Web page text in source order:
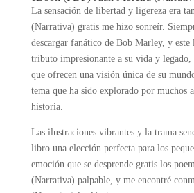
La sensación de libertad y ligereza era
(Narrativa) gratis me hizo sonreír.
descargar fanático de Bob Marley, y este
tributo impresionante a su vida y legado,
que ofrecen una visión única de su
tema que ha sido explorado por muchos
historia.
Las ilustraciones vibrantes y la trama
libro una elección perfecta para los
emoción que se desprende gratis los
(Narrativa) palpable, y me encontré